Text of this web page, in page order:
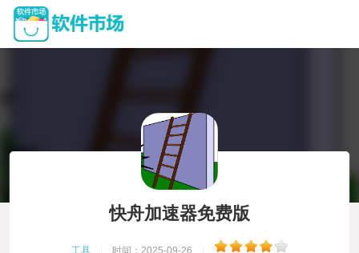
快舟加速器免费版
工具 时间：2025-09-26